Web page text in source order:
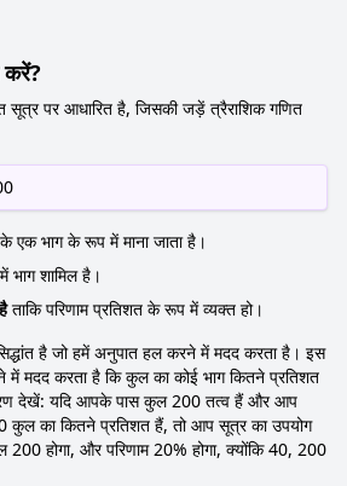
करें?
सूत्र पर आधारित है, जिसकी जड़ें त्रैराशिक गणित
के एक भाग के रूप में माना जाता है।
भाग शामिल है।
ताकि परिणाम प्रतिशत के रूप में व्यक्त हो।
है जो हमें अनुपात हल करने में मदद करता है। इस
में मदद करता है कि कुल का कोई भाग कितने प्रतिशत
देखें: यदि आपके पास कुल 200 तत्व हैं और आप
कुल का कितने प्रतिशत हैं, तो आप सूत्र का उपयोग
200 होगा, और परिणाम 20% होगा, क्योंकि 40, 200